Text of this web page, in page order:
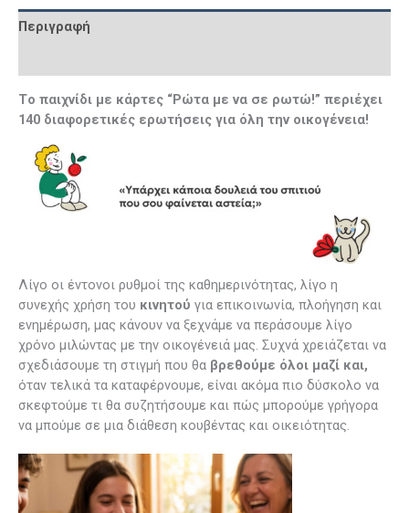
€10,99.
Παιχνίδι
Όλη
την
Οικογένεια
ποσότητα
Περιγραφή
Tο παιχνίδι με κάρτες “Ρώτα με να σε ρωτώ!” περιέχει
140 διαφορετικές ερωτήσεις για όλη την οικογένεια!
Λίγο οι έντονοι ρυθμοί της καθημερινότητας, λίγο η
συνεχής χρήση του κινητού για επικοινωνία, πλοήγηση και
ενημέρωση, μας κάνουν να ξεχνάμε να περάσουμε λίγο
χρόνο μιλώντας με την οικογένειά μας. Συχνά χρειάζεται να
σχεδιάσουμε τη στιγμή που θα βρεθούμε όλοι μαζί και,
όταν τελικά τα καταφέρνουμε, είναι ακόμα πιο δύσκολο να
σκεφτούμε τι θα συζητήσουμε και πώς μπορούμε γρήγορα
να μπούμε σε μια διάθεση κουβέντας και οικειότητας.